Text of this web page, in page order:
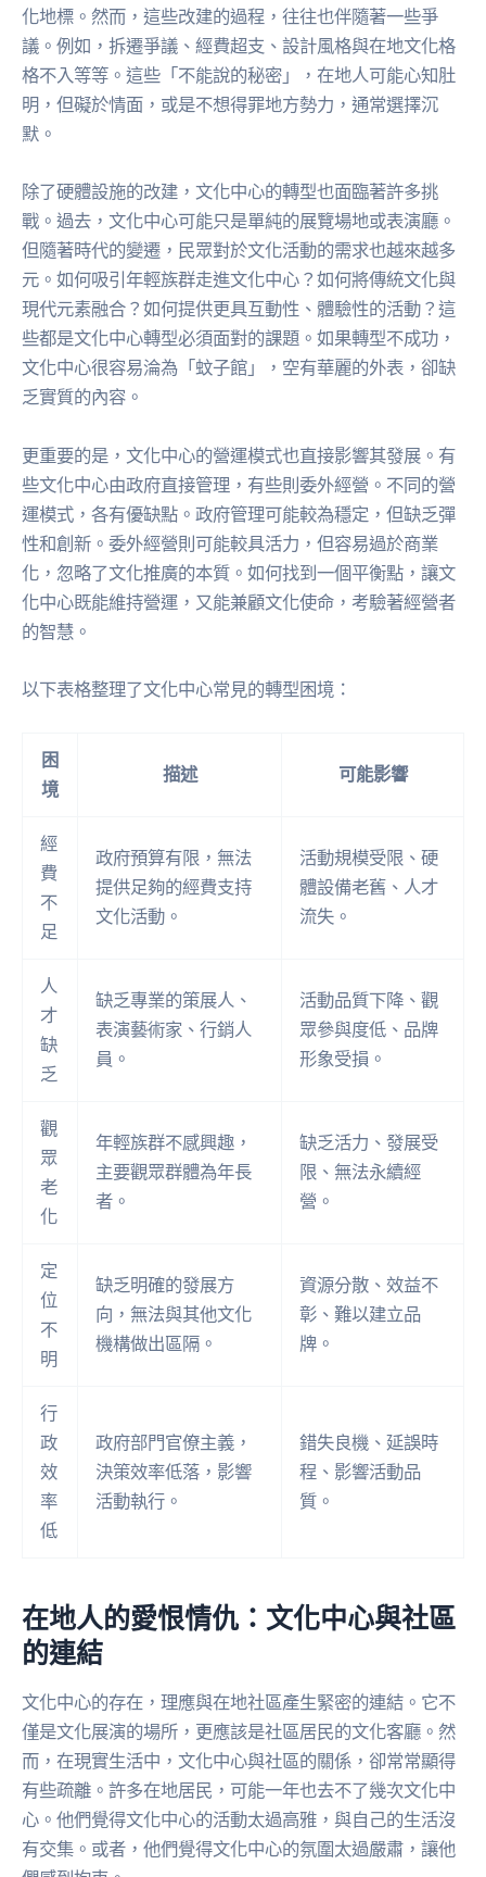
化地標。然而，這些改建的過程，往往也伴隨著一些爭
議。例如，拆遷爭議、經費超支、設計風格與在地文化格
格不入等等。這些「不能說的秘密」，在地人可能心知肚
明，但礙於情面，或是不想得罪地方勢力，通常選擇沉
默。
除了硬體設施的改建，文化中心的轉型也面臨著許多挑
戰。過去，文化中心可能只是單純的展覽場地或表演廳。
但隨著時代的變遷，民眾對於文化活動的需求也越來越多
元。如何吸引年輕族群走進文化中心？如何將傳統文化與
現代元素融合？如何提供更具互動性、體驗性的活動？這
些都是文化中心轉型必須面對的課題。如果轉型不成功，
文化中心很容易淪為「蚊子館」，空有華麗的外表，卻缺
乏實質的內容。
更重要的是，文化中心的營運模式也直接影響其發展。有
些文化中心由政府直接管理，有些則委外經營。不同的營
運模式，各有優缺點。政府管理可能較為穩定，但缺乏彈
性和創新。委外經營則可能較具活力，但容易過於商業
化，忽略了文化推廣的本質。如何找到一個平衡點，讓文
化中心既能維持營運，又能兼顧文化使命，考驗著經營者
的智慧。
以下表格整理了文化中心常見的轉型困境：
困
境
描述 可能影響
經
費
不
足
政府預算有限，無法
提供足夠的經費支持
文化活動。
活動規模受限、硬
體設備老舊、人才
流失。
人
才
缺
乏
缺乏專業的策展人、
表演藝術家、行銷人
員。
活動品質下降、觀
眾參與度低、品牌
形象受損。
觀
眾
老
化
年輕族群不感興趣，
主要觀眾群體為年長
者。
缺乏活力、發展受
限、無法永續經
營。
定
位
不
明
缺乏明確的發展方
向，無法與其他文化
機構做出區隔。
資源分散、效益不
彰、難以建立品
牌。
行
政
效
率
低
政府部門官僚主義，
決策效率低落，影響
活動執行。
錯失良機、延誤時
程、影響活動品
質。
在地人的愛恨情仇：文化中心與社區
的連結
文化中心的存在，理應與在地社區產生緊密的連結。它不
僅是文化展演的場所，更應該是社區居民的文化客廳。然
而，在現實生活中，文化中心與社區的關係，卻常常顯得
有些疏離。許多在地居民，可能一年也去不了幾次文化中
心。他們覺得文化中心的活動太過高雅，與自己的生活沒
有交集。或者，他們覺得文化中心的氛圍太過嚴肅，讓他